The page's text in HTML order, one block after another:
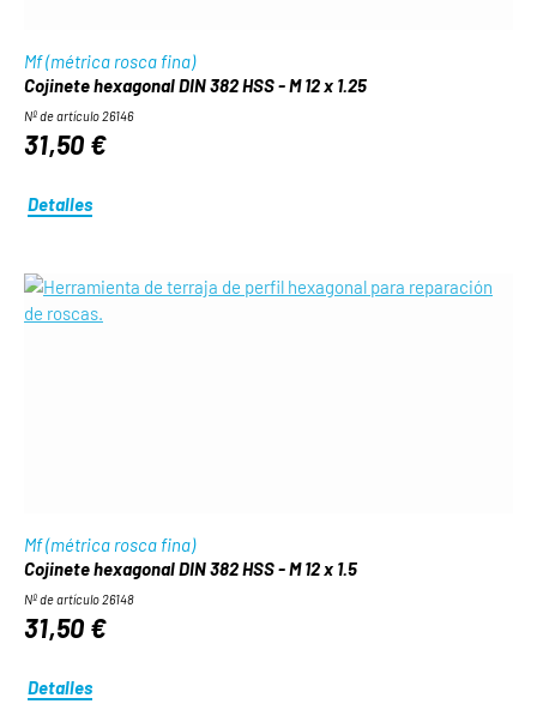
Mf (métrica rosca fina)
Cojinete hexagonal DIN 382 HSS - M 12 x 1.25
Nº de artículo 26146
31,50 €
Detalles
Mf (métrica rosca fina)
Cojinete hexagonal DIN 382 HSS - M 12 x 1.5
Nº de artículo 26148
31,50 €
Detalles